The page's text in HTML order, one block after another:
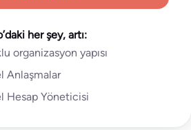
her şey, artı:
organizasyon yapısı
Anlaşmalar
Hesap Yöneticisi